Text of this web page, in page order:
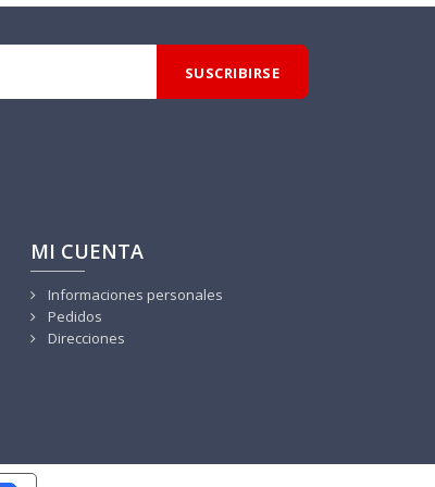
MI CUENTA
Informaciones personales
Pedidos
Direcciones